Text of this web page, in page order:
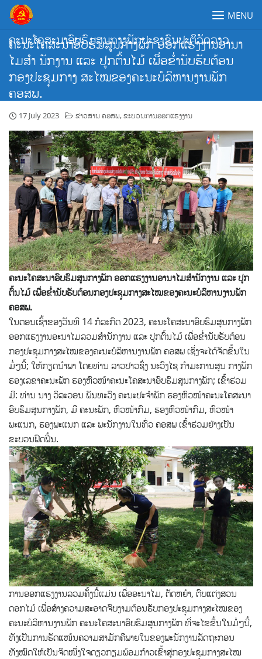
Skip
content
ຄະນະໂຄສະນາອົບຮົມສູນກາງພັກປະຊາຊົນປະຕິວັດລາວ
MENU
ຄະນະໂຄສະນາອົບຮົມສູນກາງພັກ ອອກແຮງງານອານາ
ໄມສໍາ ນັກງານ ແລະ ປູກຕົ້ນໄມ້ ເພື່ອຂໍ່ານັບຮັບຕ້ອນ
ກອງປະຊຸມກາງ ສະໄໝຂອງຄະນະບໍລິຫານງານພັກ
ຄອສພ.
17 July 2023 ຂ່າວສານ ຄອສພ,ຂະບວນການອອກແຮງງານ
ຄະນະໂຄສະນາອົບຮົມສູນກາງພັກ ອອກແຮງງານອານາໄມສໍານັກງານ ແລະ ປູກ
ຕົ້ນໄມ້ ເພື່ອຂໍ່ານັບຮັບຕ້ອນກອງປະຊຸມກາງສະໄໝຂອງຄະນະບໍລິຫານງານພັກ
ຄອສພ.
ໃນຕອນເຊົ້່າຂອງວັນທີ 14 ກໍລະກົດ 2023, ຄະນະໂຄສະນາອົບຮົມສູນກາງພັກ
ອອກແຮງງານອະນາໄມລວມສໍານັກງານ ແລະ ປູກຕົ້ນໄມ້ ເພື່ອຂໍ່ານັບຮັບຕ້ອນ
ກອງປະຊຸມກາງສະໄໝຂອງຄະນະບໍລິຫານງານພັກ ຄອສພ ເຊິ່ງຈະໄດ້ຈັດຂຶ້ນໃນ
ມໍ່ໆນີ້; ໃຫ້ກຽດນໍາພາ ໂດຍທ່ານ ລາວປາວຊົ່ງ ນະວົງໄຊ ກໍາມະການສູນ ກາງພັກ
ຮອງເລຂາຄະນະພັກ ຮອງຫົວໜ້າຄະນະໂຄສະນາອົບຮົມສູນກາງພັກ; ເຂົ້້າຮ່ວມ
ມີ: ທ່ານ ນາງ ວິລະວອນ ພັນທະວົງ ຄະນະປະຈໍາພັກ ຮອງຫົວໜ້າຄະນະໂຄສະນາ
ອົບຮົມສູນກາງພັກ, ມີ ຄະນະພັກ, ຫົວໜ້າກົມ, ຮອງຫົວໜ້າກົມ, ຫົວໜ້າ
ພະແນກ, ຮອງພະແນກ ແລະ ພະນັກງານໃນທົ່ວ ຄອສພ ເຂົ້້າຮ່ວມຢ່າງເປັນ
ຂະບວນຟົດຟື້ນ.
ການອອກແຮງງານລວມຄັ້ງນີ້ແມ່ນ ເພື່ອອະນາໄມ, ຕັດຫຍ້າ, ຕົບແຕ່ງສວນ
ດອກໄມ້ ເພື່ອສ້າງຄວາມສະອາດຈົບງາມຕ້ອນຮັບກອງປະຊຸມກາງສະໄໝຂອງ
ຄະນະບໍລິຫານງານພັກ ຄະນະໂຄສະນາອົບຮົມສູນກາງພັກ ທີ່ຈະໄຂຂຶ້ນໃນມໍ່ໆນີ້,
ທັງເປັນການຮັດແໜ້ນຄວາມສາມັກຄີພາຍໃນຂອງພະນັກງານລັດຖະກອນ
ທັງໝົດໃຫ້ເປັນຈິດໜຶ່ງໃຈດຽວກຽມພ້ອມກ້າວເຂົ້າສູ່ກອງປະຊຸມກາງສະໄໝ